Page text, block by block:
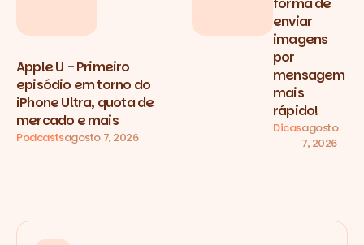
Apple U - Primeiro
episódio em torno do
iPhone Ultra, quota de
mercado e mais
Podcastsagosto 7, 2026
enviar
imagens
por
mensagem
mais
rápido!
Dicasagosto
7, 2026